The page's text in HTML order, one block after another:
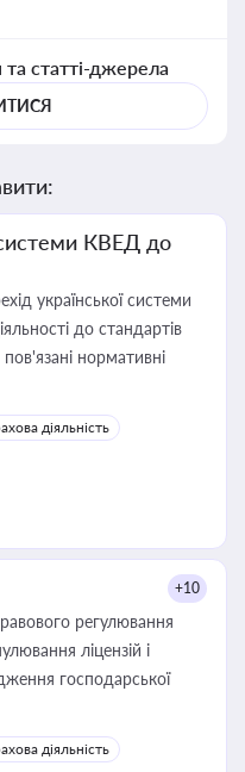
статті-джерела
системи КВЕД до
української системи
до стандартів
нормативні
діяльність
+10
регулювання
ліцензій і
господарської
діяльність